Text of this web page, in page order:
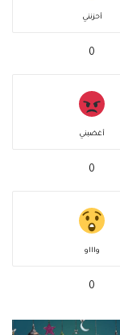
أحزنني
0
أغضبني
0
واااو
0